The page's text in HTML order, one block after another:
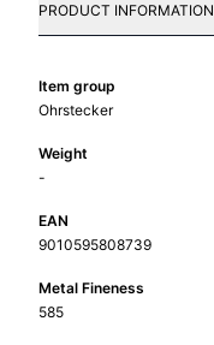
PRODUCT INFORMATION
Item group
Ohrstecker
Weight
-
EAN
9010595808739
Metal Fineness
585